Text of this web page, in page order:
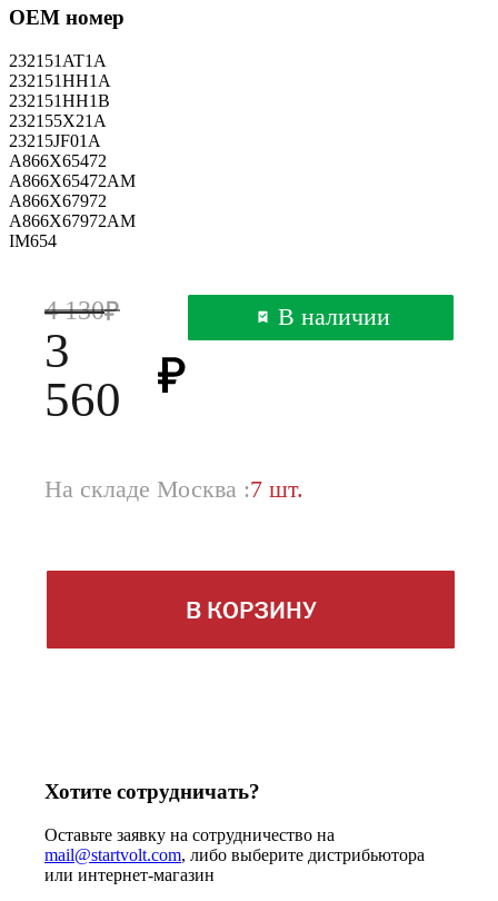
OEM номер
232151AT1A
232151HH1A
232151HH1B
232155X21A
23215JF01A
A866X65472
A866X65472AM
A866X67972
A866X67972AM
IM654
4 130
3
560
В наличии
На складе Москва :7 шт.
В КОРЗИНУ
Хотите сотрудничать?
Оставьте заявку на сотрудничество на
mail@startvolt.com, либо выберите дистрибьютора
или интернет-магазин